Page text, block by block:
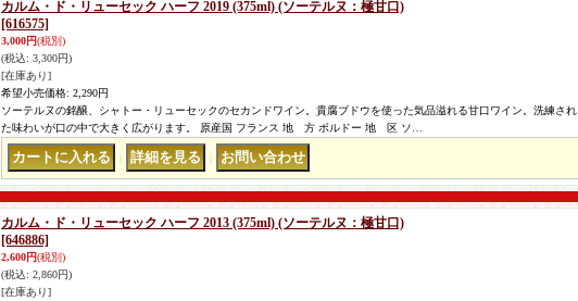
カルム・ド・リューセック ハーフ 2019 (375ml) (ソーテルヌ：極甘口)
[616575]
3,000円(税別)
(税込: 3,300円)
[在庫あり]
希望小売価格: 2,290円
ソーテルヌの銘醸、シャトー・リューセックのセカンドワイン。貴腐ブドウを使った気品溢れる甘口ワイン。洗練され
た味わいが口の中で大きく広がります。 原産国 フランス 地 方 ボルドー 地 区 ソ…
カルム・ド・リューセック ハーフ 2013 (375ml) (ソーテルヌ：極甘口)
[646886]
2,600円(税別)
(税込: 2,860円)
[在庫あり]